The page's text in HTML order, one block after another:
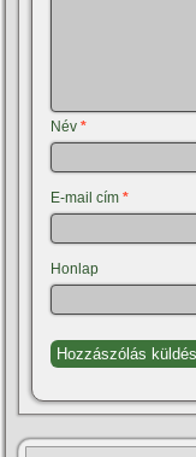
Név*
E-mail cím*
Honlap